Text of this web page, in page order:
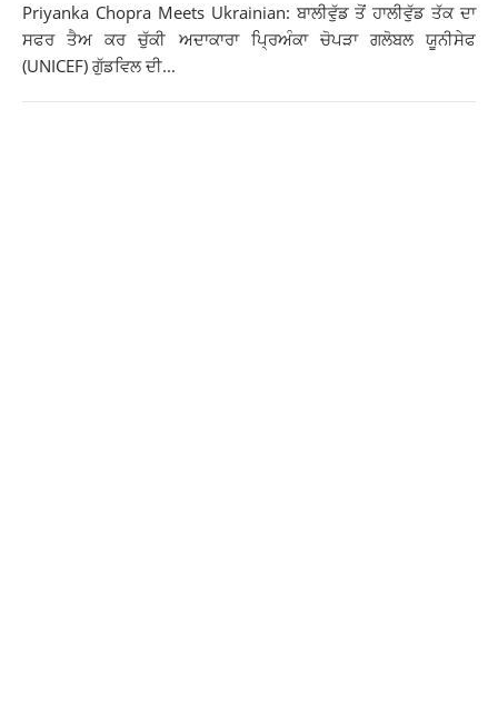
Priyanka Chopra Meets Ukrainian: ਬਾਲੀਵੁੱਡ ਤੋਂ ਹਾਲੀਵੁੱਡ ਤੱਕ ਦਾ
ਸਫਰ ਤੈਅ ਕਰ ਚੁੱਕੀ ਅਦਾਕਾਰਾ ਪ੍ਰਿਅੰਕਾ ਚੋਪੜਾ ਗਲੋਬਲ ਯੂਨੀਸੇਫ
(UNICEF) ਗੁੱਡਵਿਲ ਦੀ...